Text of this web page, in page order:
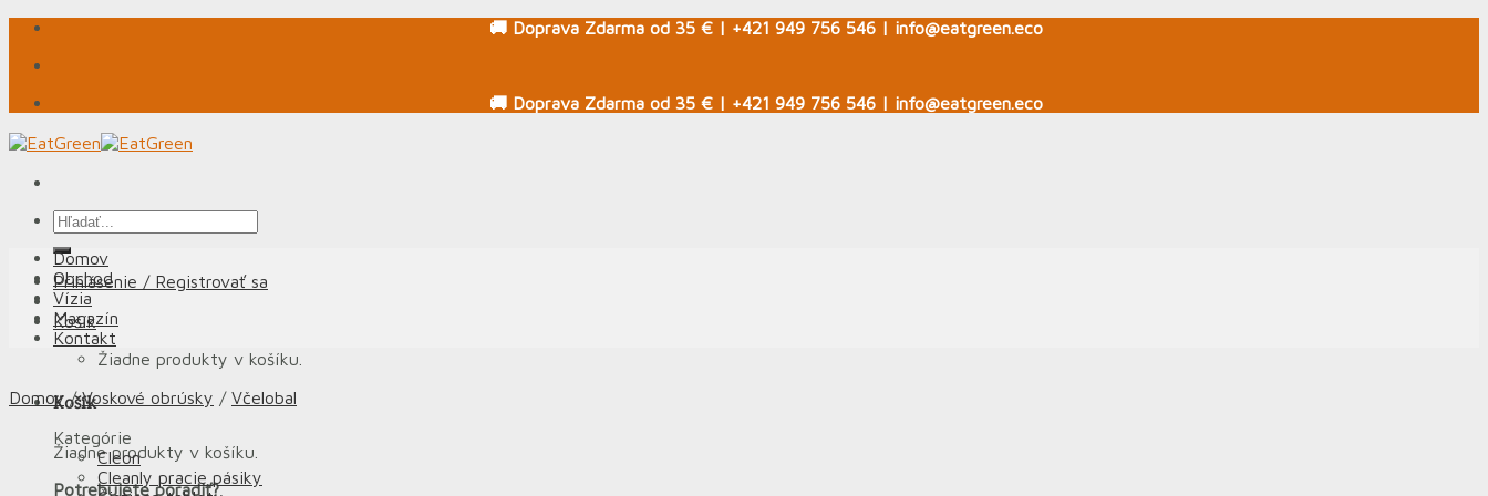
Skip
content
🚚 Doprava Zdarma od 35 € | +421 949 756 546 | info@eatgreen.eco
🚚 Doprava Zdarma od 35 € | +421 949 756 546 | info@eatgreen.eco
Hľadať:
Prihlásenie / Registrovať sa
Košík
Žiadne produkty v košíku.
Košík
Žiadne produkty v košíku.
Potrebujete poradiť?
Domov
Obchod
Vízia
Magazín
Kontakt
Domov / Voskové obrúsky / Včelobal
Kategórie
Cleon
Cleanly pracie pásiky